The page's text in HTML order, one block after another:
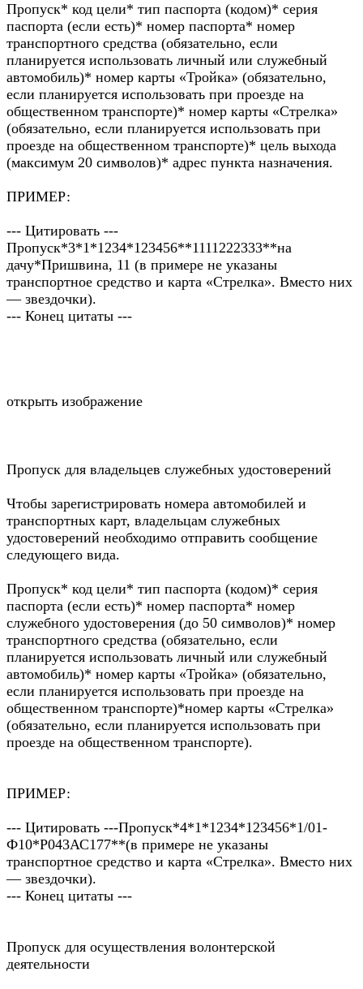
Пропуск* код цели* тип паспорта (кодом)* серия
паспорта (если есть)* номер паспорта* номер
транспортного средства (обязательно, если
планируется использовать личный или служебный
автомобиль)* номер карты «Тройка» (обязательно,
если планируется использовать при проезде на
общественном транспорте)* номер карты «Стрелка»
(обязательно, если планируется использовать при
проезде на общественном транспорте)* цель выхода
(максимум 20 символов)* адрес пункта назначения.
ПРИМЕР:
--- Цитировать ---
Пропуск*3*1*1234*123456**1111222333**на
дачу*Пришвина, 11 (в примере не указаны
транспортное средство и карта «Стрелка». Вместо них
— звездочки).
--- Конец цитаты ---
открыть изображение
Пропуск для владельцев служебных удостоверений
Чтобы зарегистрировать номера автомобилей и
транспортных карт, владельцам служебных
удостоверений необходимо отправить сообщение
следующего вида.
Пропуск* код цели* тип паспорта (кодом)* серия
паспорта (если есть)* номер паспорта* номер
служебного удостоверения (до 50 символов)* номер
транспортного средства (обязательно, если
планируется использовать личный или служебный
автомобиль)* номер карты «Тройка» (обязательно,
если планируется использовать при проезде на
общественном транспорте)*номер карты «Стрелка»
(обязательно, если планируется использовать при
проезде на общественном транспорте).
ПРИМЕР:
--- Цитировать ---Пропуск*4*1*1234*123456*1/01-
Ф10*Р043АС177**(в примере не указаны
транспортное средство и карта «Стрелка». Вместо них
— звездочки).
--- Конец цитаты ---
Пропуск для осуществления волонтерской
деятельности